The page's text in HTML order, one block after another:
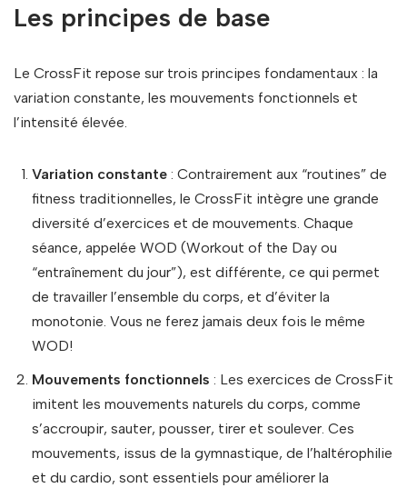
Les principes de base
Le CrossFit repose sur trois principes fondamentaux : la
variation constante, les mouvements fonctionnels et
l’intensité élevée.
Variation constante : Contrairement aux “routines” de
fitness traditionnelles, le CrossFit intègre une grande
diversité d’exercices et de mouvements. Chaque
séance, appelée WOD (Workout of the Day ou
“entraînement du jour”), est différente, ce qui permet
de travailler l’ensemble du corps, et d’éviter la
monotonie. Vous ne ferez jamais deux fois le même
WOD!
Mouvements fonctionnels : Les exercices de CrossFit
imitent les mouvements naturels du corps, comme
s’accroupir, sauter, pousser, tirer et soulever. Ces
mouvements, issus de la gymnastique, de l’haltérophilie
et du cardio, sont essentiels pour améliorer la